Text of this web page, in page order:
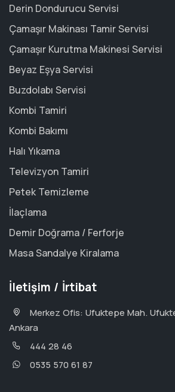
Derin Dondurucu Servisi
Çamaşır Makinası Tamir Servisi
Çamaşır Kurutma Makinesi Servisi
Beyaz Eşya Servisi
Buzdolabı Servisi
Kombi Tamiri
Kombi Bakımı
Halı Yıkama
Televizyon Tamiri
Petek Temizleme
İlaçlama
Demir Doğrama / Ferforje
Masa Sandalye Kiralama
İletişim / İrtibat
Merkez Ofis: Ufuktepe Mah.
Ankara
444 28 46
0535 570 61 87